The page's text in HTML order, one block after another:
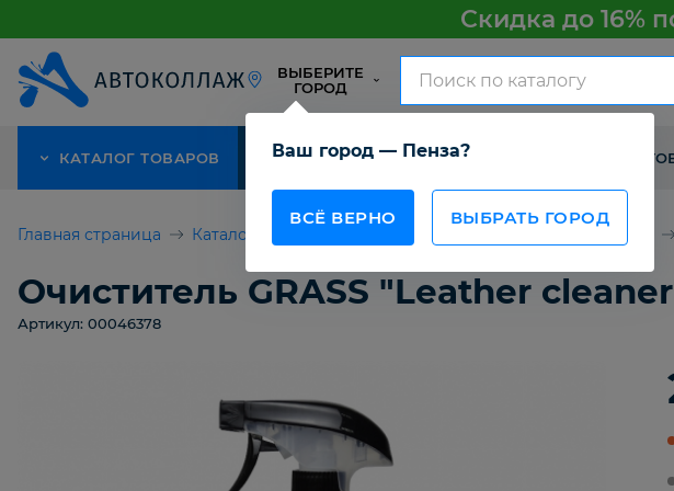
Скидка до 16%
ВЫБЕРИТЕ
ГОРОД
Ваш город — Пенза?
ВСЁ ВЕРНО ВЫБРАТЬ ГОРОД
КАТАЛОГ ТОВАРОВ АКЦИЯ О КОМПАНИИ КАК ПОЛУЧИТЬ
Главная страница Каталог товаров
Очиститель GRASS "Leather
Артикул: 00046378